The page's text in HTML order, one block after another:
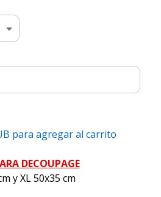
para agregar al carrito
DECOUPAGE
y XL 50x35 cm